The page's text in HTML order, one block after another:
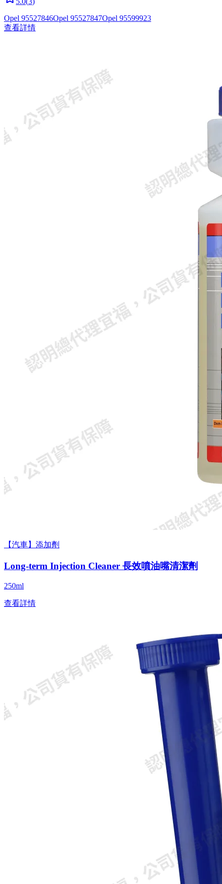
Opel 95527846Opel 95527847Opel 95599923
查看詳情
【汽車】添加劑
Long-term Injection Cleaner 長效噴油嘴清潔劑
250ml
查看詳情